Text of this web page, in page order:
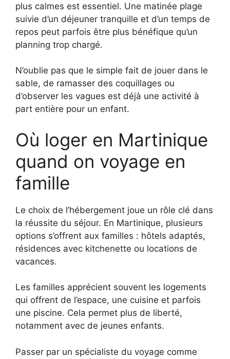
plus calmes est essentiel. Une matinée plage
suivie d’un déjeuner tranquille et d’un temps de
repos peut parfois être plus bénéfique qu’un
planning trop chargé.
N’oublie pas que le simple fait de jouer dans le
sable, de ramasser des coquillages ou
d’observer les vagues est déjà une activité à
part entière pour un enfant.
Où loger en Martinique
quand on voyage en
famille
Le choix de l’hébergement joue un rôle clé dans
la réussite du séjour. En Martinique, plusieurs
options s’offrent aux familles : hôtels adaptés,
résidences avec kitchenette ou locations de
vacances.
Les familles apprécient souvent les logements
qui offrent de l’espace, une cuisine et parfois
une piscine. Cela permet plus de liberté,
notamment avec de jeunes enfants.
Passer par un spécialiste du voyage comme